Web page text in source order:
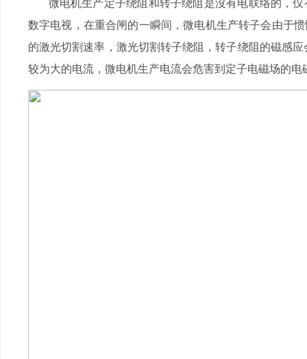
数字电视，在重合闸的一瞬间，微电机生产转子会由于
的激光切割速率，激光切割转子绕阻，转子绕阻的磁感
较为大的电流，微电机生产电流会危害到定子电磁场的电